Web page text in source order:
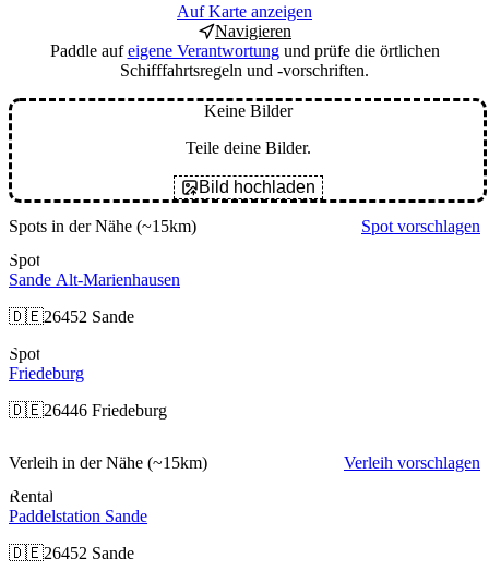
Auf Karte anzeigen
Navigieren
Paddle aufeigene Verantwortungund prüfe die örtlichen
Schifffahrtsregeln und -vorschriften.
Keine Bilder
Teile deine Bilder.
Bild hochladen
Spots in der Nähe (~15km)
Spot vorschlagen
Spot
Sande Alt-Marienhausen
🇩🇪26452 Sande
Spot
Friedeburg
🇩🇪26446 Friedeburg
Verleih in der Nähe (~15km)
Verleih vorschlagen
Rental
Paddelstation Sande
🇩🇪26452 Sande